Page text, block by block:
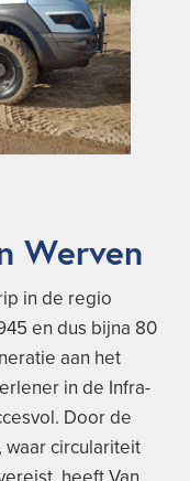
Werven
in de regio
en dus bijna 80
aan het
in de Infra-
Door de
circulariteit